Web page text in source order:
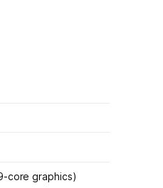
core graphics)